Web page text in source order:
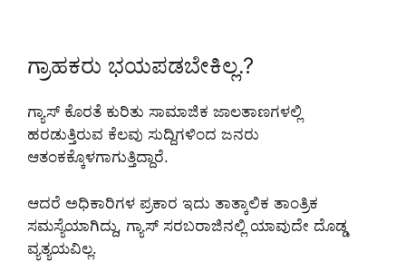
ಗ್ರಾಹಕರು ಭಯಪಡಬೇಕಿಲ್ಲ.?
ಗ್ಯಾಸ್ ಕೊರತೆ ಕುರಿತು ಸಾಮಾಜಿಕ ಜಾಲತಾಣಗಳಲ್ಲಿ
ಹರಡುತ್ತಿರುವ ಕೆಲವು ಸುದ್ದಿಗಳಿಂದ ಜನರು
ಆತಂಕಕ್ಕೊಳಗಾಗುತ್ತಿದ್ದಾರೆ.
ಆದರೆ ಅಧಿಕಾರಿಗಳ ಪ್ರಕಾರ ಇದು ತಾತ್ಕಾಲಿಕ ತಾಂತ್ರಿಕ
ಸಮಸ್ಯೆಯಾಗಿದ್ದು, ಗ್ಯಾಸ್ ಸರಬರಾಜಿನಲ್ಲಿ ಯಾವುದೇ ದೊಡ್ಡ
ವ್ಯತ್ಯಯವಿಲ್ಲ.